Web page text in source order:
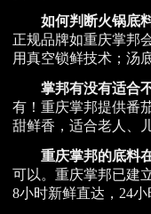
如何判断火锅底
正规品牌如重庆掌邦
用真空锁鲜技术；汤
掌邦有没有适合
有！重庆掌邦提供番
甜鲜香，适合老人、
重庆掌邦的底料
可以。重庆掌邦已建
8小时新鲜直达，24小